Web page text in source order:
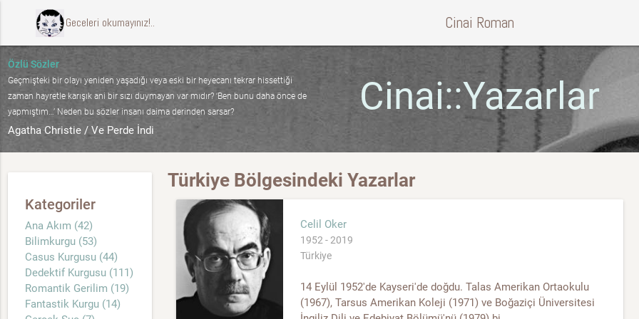
ccccci Geceleri okumayınız!.. Cinai Roman
Özlü Sözler
Geçmişteki bir olayı yeniden yaşadığı veya eski bir heyecanı tekrar hissettiği
zaman hayretle karışık ani bir sızı duymayan var mıdır? ‘Ben bunu daha önce de
yapmıştım…’ Neden bu sözler insanı daima derinden sarsar?
Agatha Christie / Ve Perde İndi
Cinai::Yazarlar
Kategoriler
Ana Akım (42)
Bilimkurgu (53)
Casus Kurgusu (44)
Dedektif Kurgusu (111)
Romantik Gerilim (19)
Fantastik Kurgu (14)
Türkiye Bölgesindeki Yazarlar
Celil Oker
1952 - 2019
Türkiye
14 Eylül 1952'de Kayseri'de doğdu. Talas Amerikan Ortaokulu
(1967), Tarsus Amerikan Koleji (1971) ve Boğaziçi Üniversitesi